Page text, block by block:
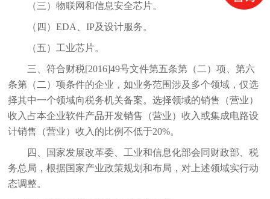
（三）物联网和信息安全芯片。
（四）EDA、IP及设计服务。
（五）工业芯片。
三、符合财税[2016]49号文件第五条第（二）项、第六
条第（二）项条件的企业，如业务范围涉及多个领域，仅选
择其中一个领域向税务机关备案。选择领域的销售（营业）
收入占本企业软件产品开发销售（营业）收入或集成电路设
计销售（营业）收入的比例不低于20%。
四、国家发展改革委、工业和信息化部会同财政部、税
务总局，根据国家产业政策规划和布局，对上述领域实行动
态调整。